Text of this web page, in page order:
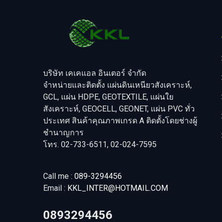
บริษัท เคเคแอล อินเตอร์ จำกัด
จำหน่ายและติดตั้ง แผ่นดินเหนียวสังเคราะห์,
GCL, แผ่น HDPE, GEOTEXTILE, แผ่นใย
สังเคราะห์, GEOCELL, GEONET, แผ่น PVC ทั่ว
ประเทศ สินค้าคุณภาพเกรด A ติดตั้งโดยช่างผู้
ชำนาญการ
โทร. 02-733-6511, 02-024-7595
Call me : 089-3294456
Email : KKL_INTER@HOTMAIL.COM
0893294456